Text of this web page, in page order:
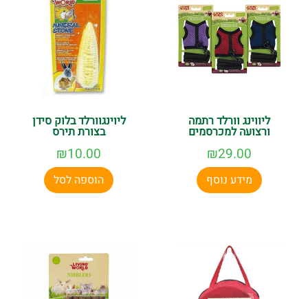
ליווינג וורלד רתמה
ורצועה למכרסמים
₪29.00
מידע נוסף
ליוינגוורלד בלוק סידן
בצורת תירס
₪10.00
הוספה לסל